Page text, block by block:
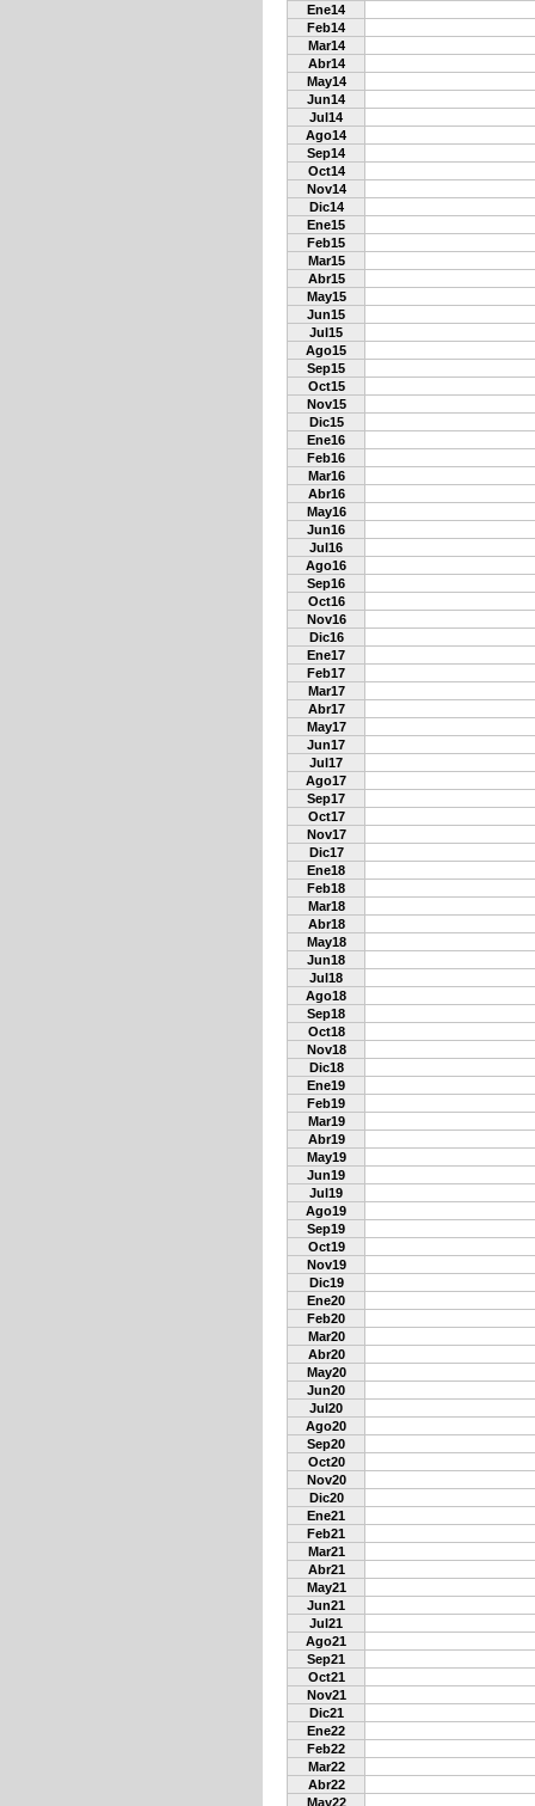
Ene14
Feb14
Mar14
Abr14
May14
Jun14
Jul14
Ago14
Sep14
Oct14
Nov14
Dic14
Ene15
Feb15
Mar15
Abr15
May15
Jun15
Jul15
Ago15
Sep15
Oct15
Nov15
Dic15
Ene16
Feb16
Mar16
Abr16
May16
Jun16
Jul16
Ago16
Sep16
Oct16
Nov16
Dic16
Ene17
Feb17
Mar17
Abr17
May17
Jun17
Jul17
Ago17
Sep17
Oct17
Nov17
Dic17
Ene18
Feb18
Mar18
Abr18
May18
Jun18
Jul18
Ago18
Sep18
Oct18
Nov18
Dic18
Ene19
Feb19
Mar19
Abr19
May19
Jun19
Jul19
Ago19
Sep19
Oct19
Nov19
Dic19
Ene20
Feb20
Mar20
Abr20
May20
Jun20
Jul20
Ago20
Sep20
Oct20
Nov20
Dic20
Ene21
Feb21
Mar21
Abr21
May21
Jun21
Jul21
Ago21
Sep21
Oct21
Nov21
Dic21
Ene22
Feb22
Mar22
Abr22
May22